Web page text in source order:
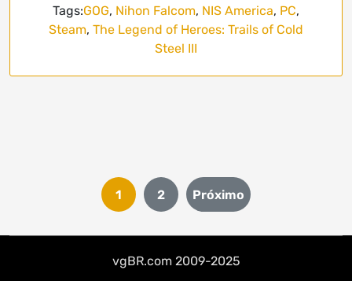
Tags:GOG, Nihon Falcom, NIS America, PC,
Steam, The Legend of Heroes: Trails of Cold
Steel III
Paginação
de
posts
1 2 Próximo
vgBR.com 2009-2025